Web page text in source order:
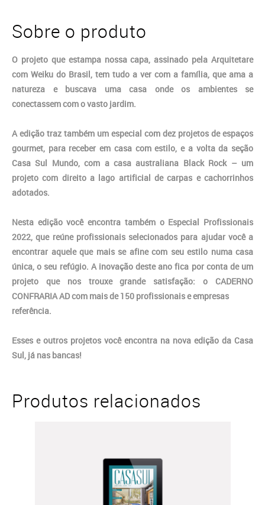
Sobre o produto
O projeto que estampa nossa capa, assinado pela Arquitetare
com Weiku do Brasil, tem tudo a ver com a família, que ama a
natureza e buscava uma casa onde os ambientes se
conectassem com o vasto jardim.
A edição traz também um especial com dez projetos de espaços
gourmet, para receber em casa com estilo, e a volta da seção
Casa Sul Mundo, com a casa australiana Black Rock – um
projeto com direito a lago artificial de carpas e cachorrinhos
adotados.
Nesta edição você encontra também o Especial Profissionais
2022, que reúne profissionais selecionados para ajudar você a
encontrar aquele que mais se afine com seu estilo numa casa
única, o seu refúgio. A inovação deste ano fica por conta de um
projeto que nos trouxe grande satisfação: o CADERNO
CONFRARIA AD com mais de 150 profissionais e empresas
referência.
Esses e outros projetos você encontra na nova edição da Casa
Sul, já nas bancas!
Produtos relacionados